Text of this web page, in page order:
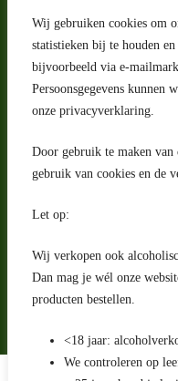
Wij gebruiken cookies om
statistieken bij te houden
bijvoorbeeld via e-
Persoonsgegevens kunnen
onze privacyverklaring.
Door gebruik te maken van
gebruik van cookies en de
Let op:
Wij verkopen ook
Dan mag je wél onze
producten bestellen.
<18 jaar:
We controleren op
Adres
Riga 4 E
2993 LW Barendrecht
Nederland
Contact
Facebook
Herroepingsrecht
Bij bezorging van